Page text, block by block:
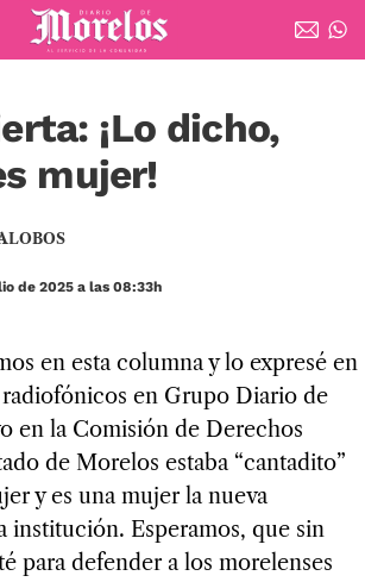
Diario de Morelos
¡Lo dicho,
mujer!
de 2025 a las 08:33h
en esta columna y lo expresé en
en Grupo Diario de
en la Comisión de Derechos
de Morelos estaba “cantadito”
y es una mujer la nueva
institución. Esperamos, que sin
para defender a los morelenses